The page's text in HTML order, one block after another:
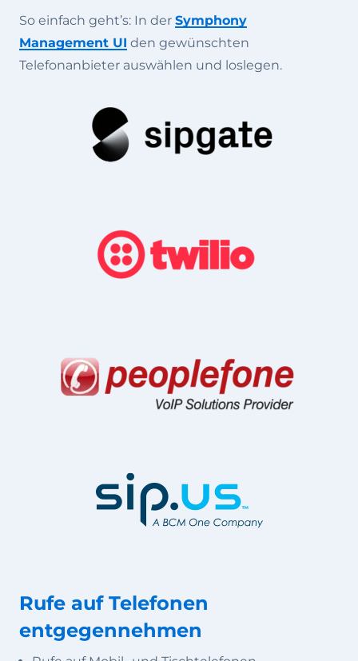
So einfach geht’s: In der Symphony
Management UI den gewünschten
Telefonanbieter auswählen und loslegen.
Rufe auf Telefonen
entgegennehmen